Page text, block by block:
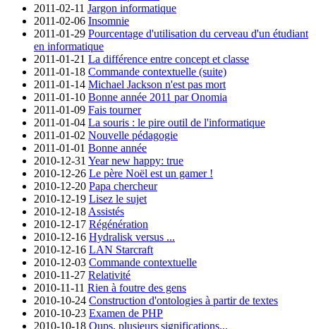
2011-02-11 Jargon informatique
2011-02-06 Insomnie
2011-01-29 Pourcentage d'utilisation du cerveau d'un étudiant
en informatique
2011-01-21 La différence entre concept et classe
2011-01-18 Commande contextuelle (suite)
2011-01-14 Michael Jackson n'est pas mort
2011-01-10 Bonne année 2011 par Onomia
2011-01-09 Fais tourner
2011-01-04 La souris : le pire outil de l'informatique
2011-01-02 Nouvelle pédagogie
2011-01-01 Bonne année
2010-12-31 Year new happy: true
2010-12-26 Le père Noël est un gamer !
2010-12-20 Papa chercheur
2010-12-19 Lisez le sujet
2010-12-18 Assistés
2010-12-17 Régénération
2010-12-16 Hydralisk versus ...
2010-12-16 LAN Starcraft
2010-12-03 Commande contextuelle
2010-11-27 Relativité
2010-11-11 Rien à foutre des gens
2010-10-24 Construction d'ontologies à partir de textes
2010-10-23 Examen de PHP
2010-10-18 Oups, plusieurs significations...